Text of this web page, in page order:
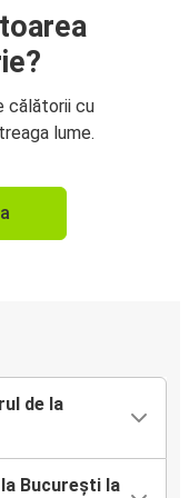
călătorii cu
lume.
de la
București la